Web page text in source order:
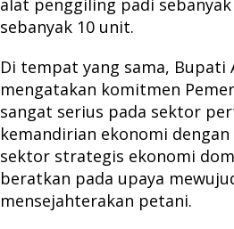
alat penggiling padi
sebanyak 10 unit.
Di tempat yang sama, Bupati
mengatakan komitmen
sangat serius pada sektor
kemandirian ekonomi
sektor strategis ekonomi
beratkan pada upaya
mensejahterakan petani.